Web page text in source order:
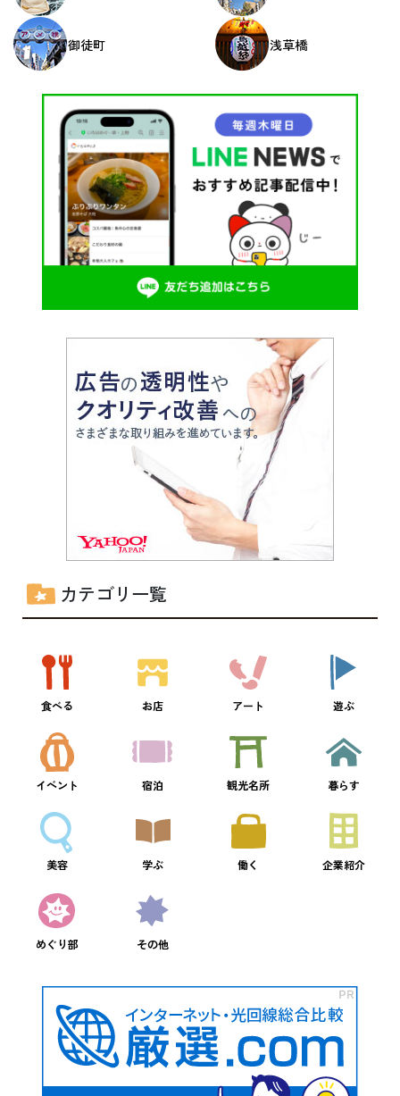
御徒町 浅草橋
カテゴリ一覧
食べる お店 アート 遊ぶ
イベント 宿泊 観光名所 暮らす
美容 学ぶ 働く 企業紹介
めぐり部 その他